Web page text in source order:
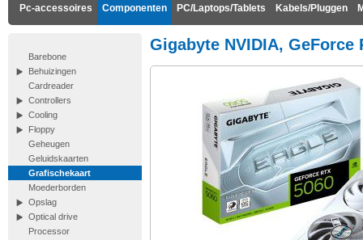
Pc-accessoires Componenten PC/Laptops/Tablets Kabels/Pluggen
Barebone
Behuizingen
Cardreader
Controllers
Cooling
Floppy
Geheugen
Geluidskaarten
Grafischekaart
Moederborden
Opslag
Optical drive
Processor
Gigabyte NVIDIA, GeForce